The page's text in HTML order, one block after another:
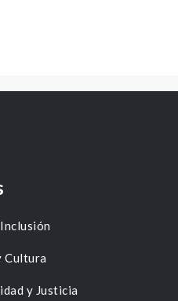
Cultura
y Justicia